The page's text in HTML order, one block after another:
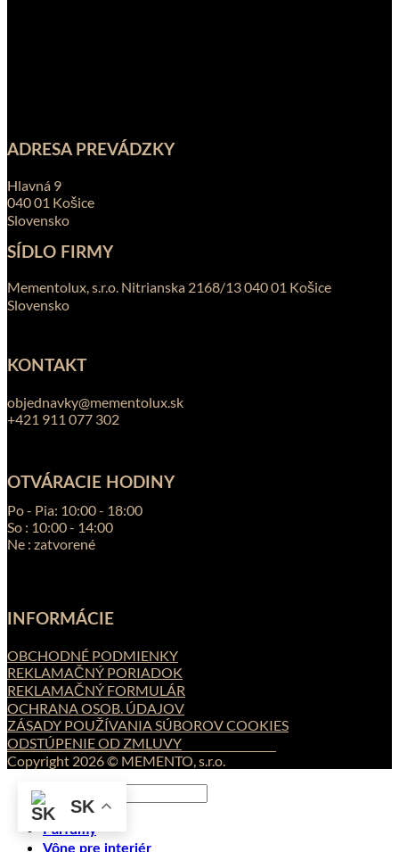
ADRESA PREVÁDZKY
Hlavná 9
040 01 Košice
Slovensko
SÍDLO FIRMY
Mementolux, s.r.o. Nitrianska 2168/13 040 01 Košice
Slovensko
KONTAKT
objednavky@mementolux.sk
+421 911 077 302
OTVÁRACIE HODINY
Po - Pia: 10:00 - 18:00
So : 10:00 - 14:00
Ne : zatvorené
INFORMÁCIE
OBCHODNÉ PODMIENKY
REKLAMAČNÝ PORIADOK
REKLAMAČNÝ FORMULÁR
OCHRANA OSOB. ÚDAJOV
ZÁSADY POUŽÍVANIA SÚBOROV COOKIES
ODSTÚPENIE OD ZMLUVY
Copyright 2026 © MEMENTO, s.r.o.
Hľadať:
Parfumy
Vône pre interiér
SK